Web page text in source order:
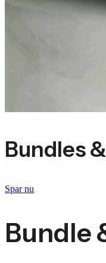
Bundles
Spar nu
Bundle